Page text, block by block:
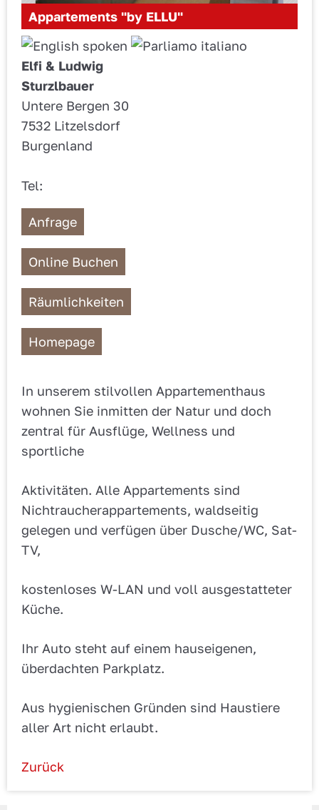
Appartements "by ELLU"
Elfi & Ludwig
Sturzlbauer
Untere Bergen 30
7532 Litzelsdorf
Burgenland
Tel:
Anfrage
Online Buchen
Räumlichkeiten
Homepage
In unserem stilvollen Appartementhaus
wohnen Sie inmitten der Natur und doch
zentral für Ausflüge, Wellness und
sportliche
Aktivitäten. Alle Appartements sind
Nichtraucherappartements, waldseitig
gelegen und verfügen über Dusche/WC, Sat-
TV,
kostenloses W-LAN und voll ausgestatteter
Küche.
Ihr Auto steht auf einem hauseigenen,
überdachten Parkplatz.
Aus hygienischen Gründen sind Haustiere
aller Art nicht erlaubt.
Zurück